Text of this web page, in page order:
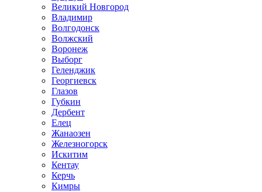
Великий Новгород
Владимир
Волгодонск
Волжский
Воронеж
Выборг
Геленджик
Георгиевск
Глазов
Губкин
Дербент
Елец
Жанаозен
Железногорск
Искитим
Кентау
Керчь
Кимры